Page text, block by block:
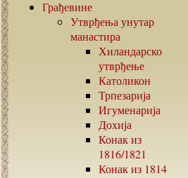
Грађевине
Утврђења унутар
манастира
Хиландарско
утврђење
Католикон
Трпезарија
Игуменарија
Дохија
Конак из
1816/1821
Конак из 1814